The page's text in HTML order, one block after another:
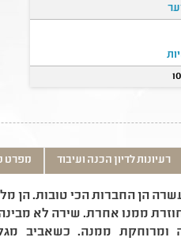
רעיונות לדיון הכנה ועיבוד מפרט
הן החברות הכי טובות. הן
ממנו אחרת. שירה לא
ומרוחקת ממנה. כשאביב